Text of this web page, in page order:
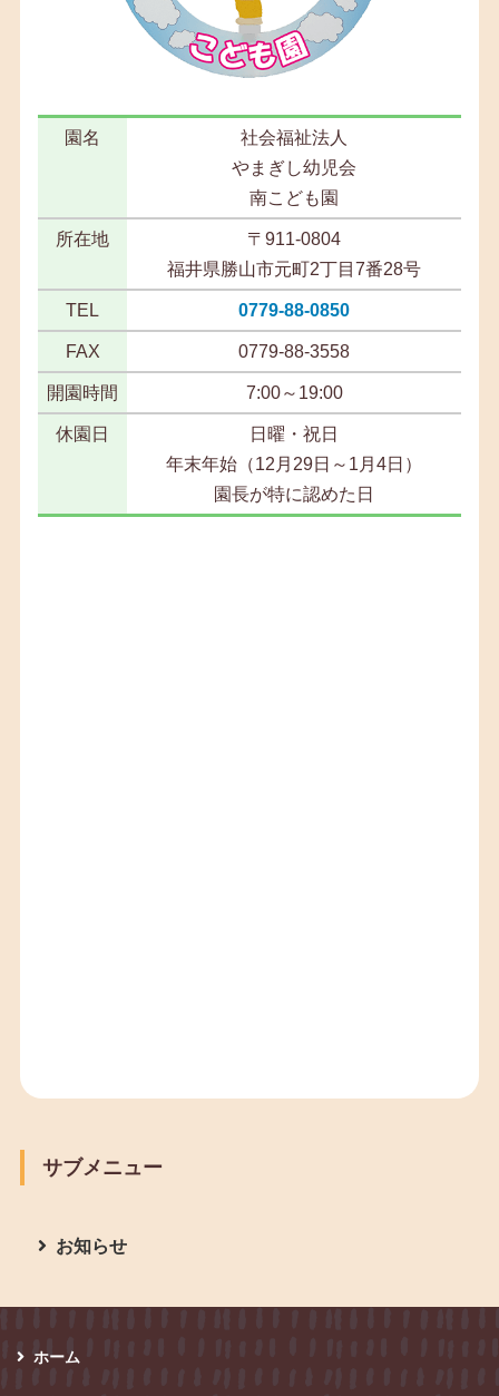
園名
社会福祉法人
やまぎし幼児会
南こども園
所在地
〒911-0804
福井県勝山市元町2丁目7番28号
TEL 0779-88-0850
FAX 0779-88-3558
開園時間 7:00～19:00
休園日
日曜・祝日
年末年始（12月29日～1月4日）
園長が特に認めた日
サブメニュー
お知らせ
ホーム